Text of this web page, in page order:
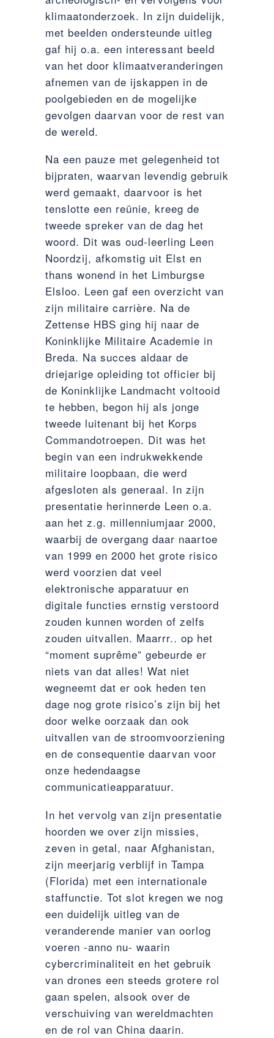
klimaatonderzoek. In zijn duidelijk,
met beelden ondersteunde uitleg
gaf hij o.a. een interessant beeld
van het door klimaatveranderingen
afnemen van de ijskappen in de
poolgebieden en de mogelijke
gevolgen daarvan voor de rest van
de wereld.
Na een pauze met gelegenheid tot
bijpraten, waarvan levendig gebruik
werd gemaakt, daarvoor is het
tenslotte een reünie, kreeg de
tweede spreker van de dag het
woord. Dit was oud-leerling Leen
Noordzij, afkomstig uit Elst en
thans wonend in het Limburgse
Elsloo. Leen gaf een overzicht van
zijn militaire carrière. Na de
Zettense HBS ging hij naar de
Koninklijke Militaire Academie in
Breda. Na succes aldaar de
driejarige opleiding tot officier bij
de Koninklijke Landmacht voltooid
te hebben, begon hij als jonge
tweede luitenant bij het Korps
Commandotroepen. Dit was het
begin van een indrukwekkende
militaire loopbaan, die werd
afgesloten als generaal. In zijn
presentatie herinnerde Leen o.a.
aan het z.g. millenniumjaar 2000,
waarbij de overgang daar naartoe
van 1999 en 2000 het grote risico
werd voorzien dat veel
elektronische apparatuur en
digitale functies ernstig verstoord
zouden kunnen worden of zelfs
zouden uitvallen. Maarrr.. op het
“moment suprême” gebeurde er
niets van dat alles! Wat niet
wegneemt dat er ook heden ten
dage nog grote risico’s zijn bij het
door welke oorzaak dan ook
uitvallen van de stroomvoorziening
en de consequentie daarvan voor
onze hedendaagse
communicatieapparatuur.
In het vervolg van zijn presentatie
hoorden we over zijn missies,
zeven in getal, naar Afghanistan,
zijn meerjarig verblijf in Tampa
(Florida) met een internationale
staffunctie. Tot slot kregen we nog
een duidelijk uitleg van de
veranderende manier van oorlog
voeren -anno nu- waarin
cybercriminaliteit en het gebruik
van drones een steeds grotere rol
gaan spelen, alsook over de
verschuiving van wereldmachten
en de rol van China daarin.